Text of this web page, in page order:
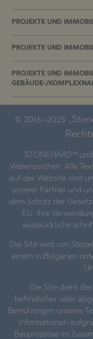
PROJEKTE UND
PROJEKTE UND
PROJEKTE UND
GEBÄUDE-/
© 2016–2025
STONEHARD™
Warenzeichen. Alle
auf der Website sind
unserer Partner und
dem Schutz der
EU. Ihre
ausdrückliche
Die Site wird von
einem in Bulgarien
Die Site dient
befindlicher oder
Bemühungen unseres
Informationen
Bauprozesse im